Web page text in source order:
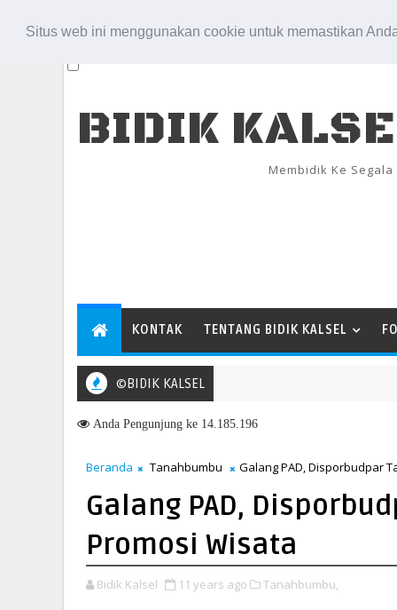
Situs web ini menggunakan cookie untuk memastikan
BIDIK
Membidik Ke Segala
KONTAK TENTANG BIDIK KALSEL
©BIDIK KALSEL
Layanan di Kanwil BPN Provinsi NTT, Menteri Nusron: Gunakan
Anda Pengunjung ke 14.185.196
Beranda Tanahbumbu Galang PAD, Disporbudpar
Galang PAD,
Promosi Wisata
Bidik Kalsel 11 years ago Tanahbumbu,